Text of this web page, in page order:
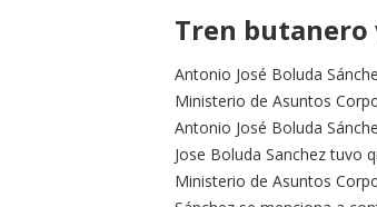
Tren butanero
Antonio José Boluda
Ministerio de Asuntos
Antonio José Boluda
Jose Boluda Sanchez tuvo
Ministerio de Asuntos